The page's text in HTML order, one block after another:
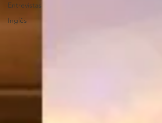
Entrevistas
Inglês